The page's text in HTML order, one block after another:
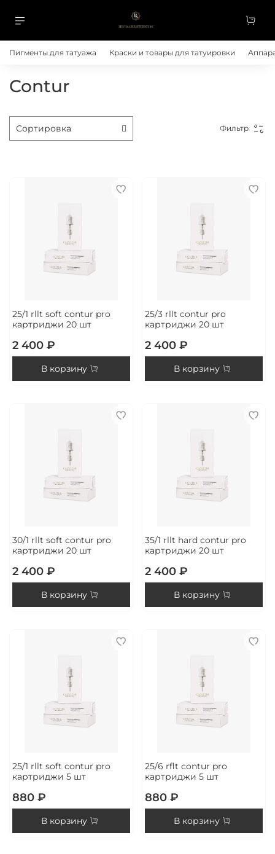
Пигменты для татуажа Краски и товары для татуировки
Contur
25/1 rllt soft contur pro
картриджи 20 шт
2 400 ₽
В корзину
25/3 rllt contur pro
картриджи 20 шт
2 400 ₽
В корзину
30/1 rllt soft contur pro
картриджи 20 шт
2 400 ₽
В корзину
35/1 rllt hard contur pro
картриджи 20 шт
2 400 ₽
В корзину
25/1 rllt soft contur pro
картриджи 5 шт
880 ₽
В корзину
25/6 rflt contur pro
картриджи 5 шт
880 ₽
В корзину
Фильтр